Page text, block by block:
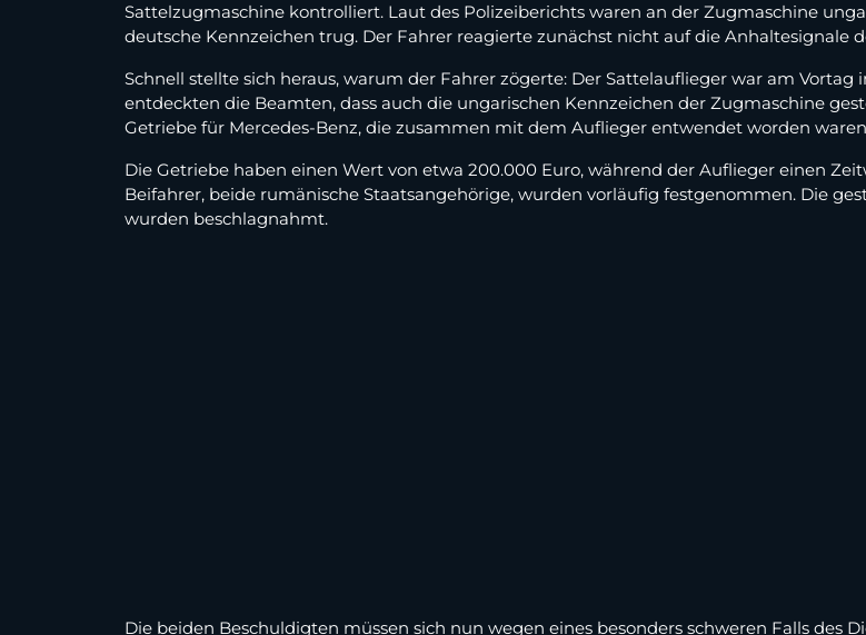
Sattelzugmaschine kontrolliert. Laut des Polizeiberichts waren an der Zugmaschine
deutsche Kennzeichen trug. Der Fahrer reagierte zunächst nicht auf die Anhaltesignale
Schnell stellte sich heraus, warum der Fahrer zögerte: Der Sattelauflieger war am
entdeckten die Beamten, dass auch die ungarischen Kennzeichen der Zugmaschine
Getriebe für Mercedes-Benz, die zusammen mit dem Auflieger entwendet worden
Die Getriebe haben einen Wert von etwa 200.000 Euro, während der Auflieger einen
Beifahrer, beide rumänische Staatsangehörige, wurden vorläufig festgenommen. Die
wurden beschlagnahmt.
Die beiden Beschuldigten müssen sich nun wegen eines besonders schweren Falls des